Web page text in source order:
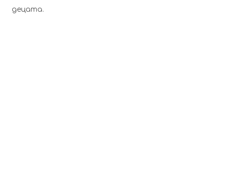
децата.